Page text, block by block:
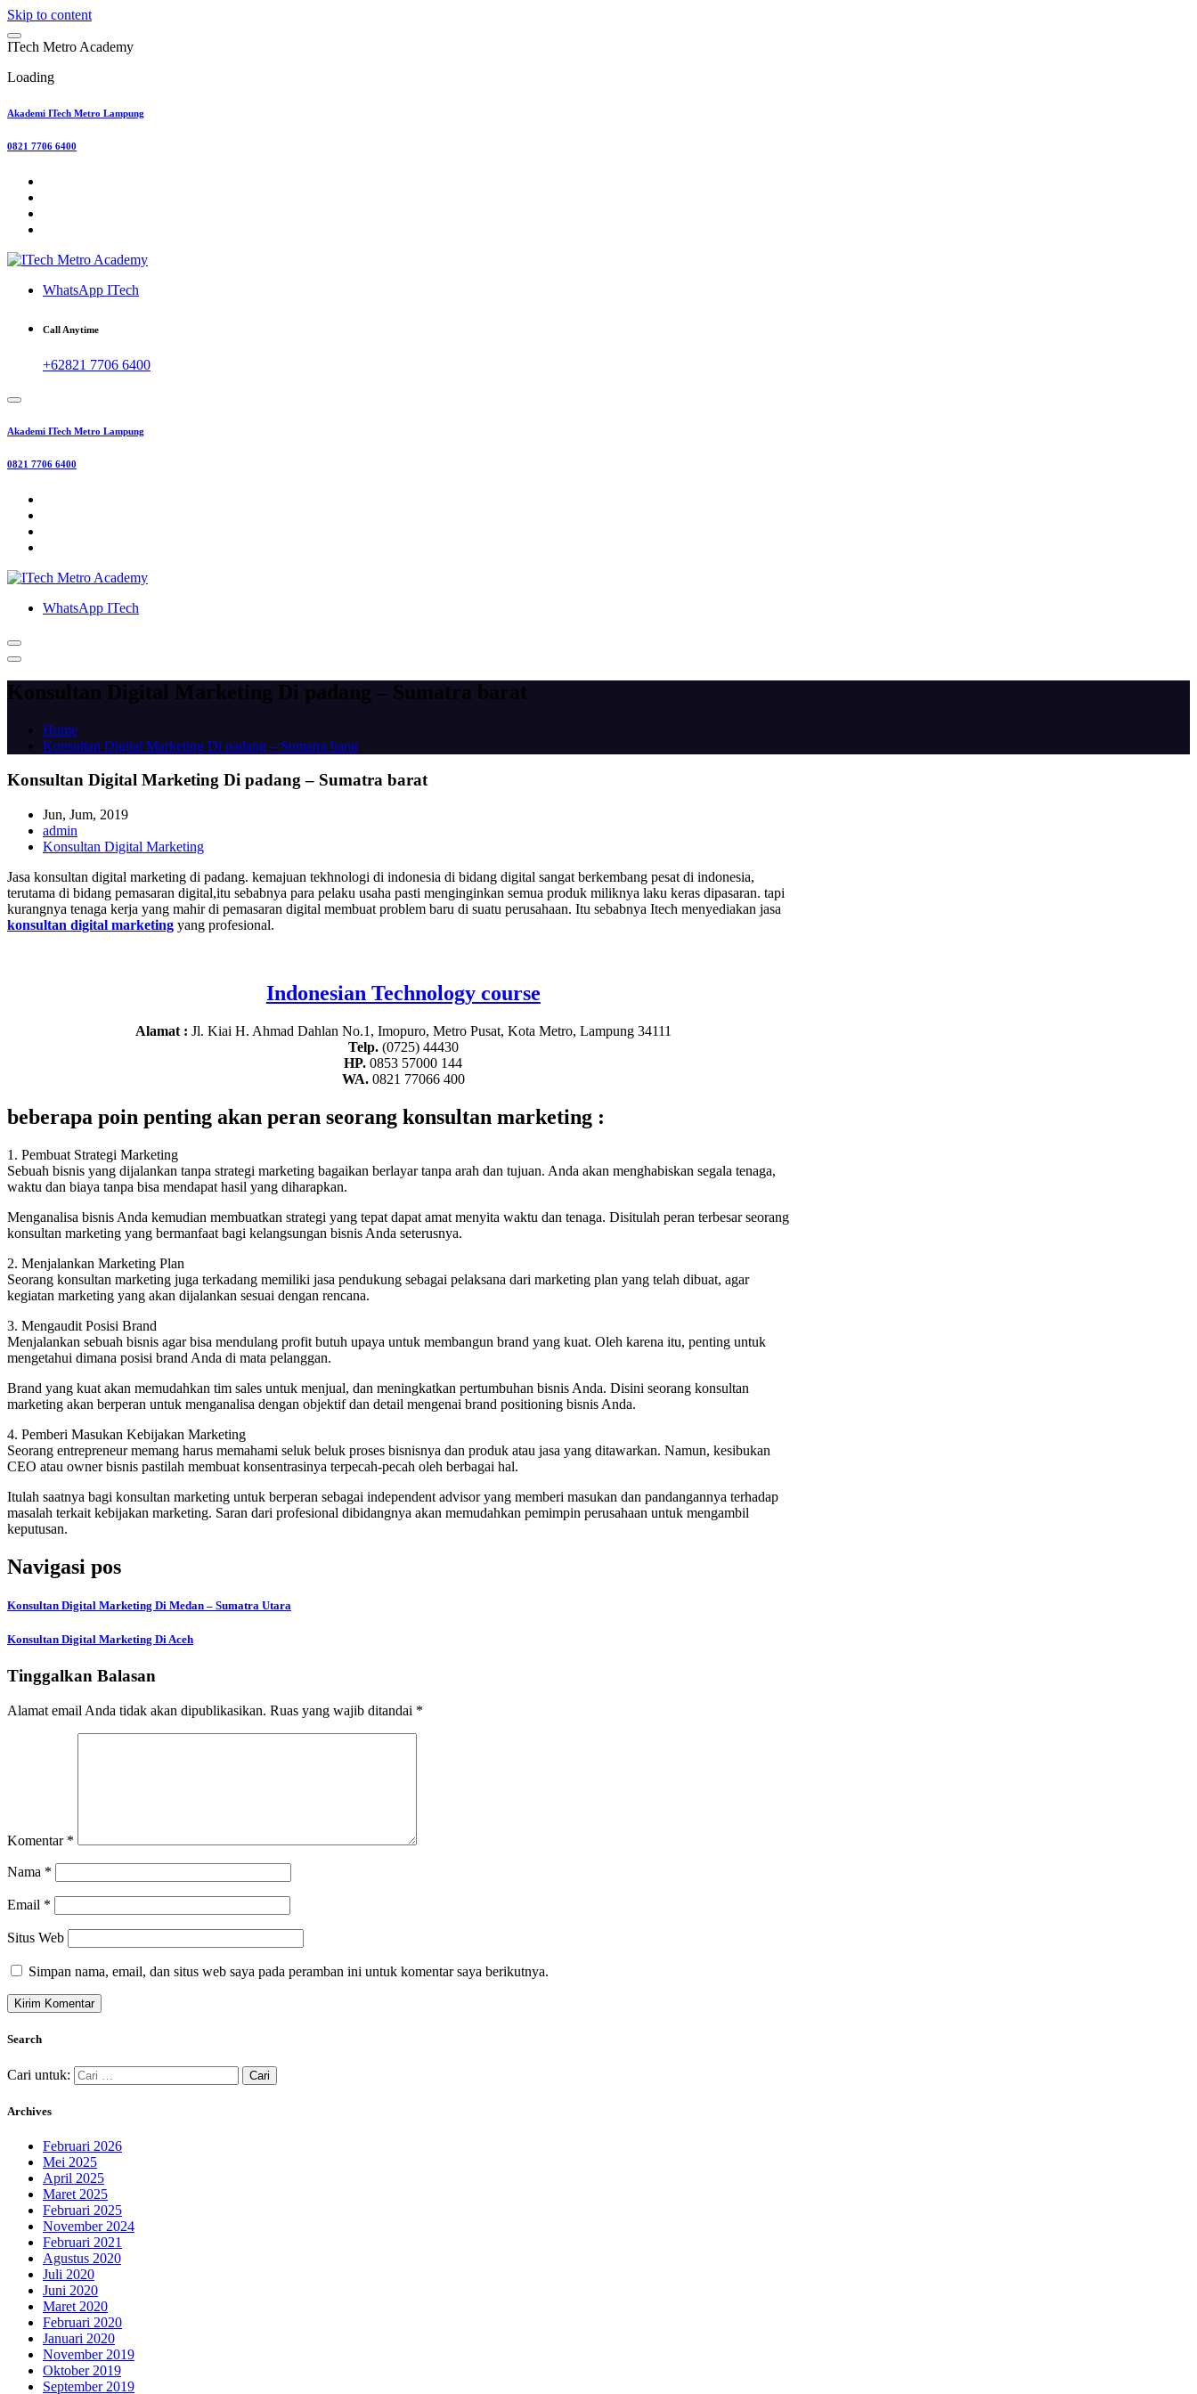
Skip to content
ITech Metro Academy
Loading
Akademi ITech Metro Lampung
0821 7706 6400
WhatsApp ITech
Call Anytime
+62821 7706 6400
Akademi ITech Metro Lampung
0821 7706 6400
WhatsApp ITech
Konsultan Digital Marketing Di padang – Sumatra barat
Home
Konsultan Digital Marketing Di padang – Sumatra barat
Konsultan Digital Marketing Di padang – Sumatra barat
Jun, Jum, 2019
admin
Konsultan Digital Marketing
Jasa konsultan digital marketing di padang. kemajuan tekhnologi di indonesia di bidang digital sangat berkembang pesat di indonesia,
terutama di bidang pemasaran digital,itu sebabnya para pelaku usaha pasti menginginkan semua produk miliknya laku keras dipasaran. tapi
kurangnya tenaga kerja yang mahir di pemasaran digital membuat problem baru di suatu perusahaan. Itu sebabnya Itech menyediakan jasa
konsultan digital marketing yang profesional.
Indonesian Technology course
Alamat : Jl. Kiai H. Ahmad Dahlan No.1, Imopuro, Metro Pusat, Kota Metro, Lampung 34111
Telp.(0725) 44430
HP. 0853 57000 144
WA.0821 77066 400
beberapa poin penting akan peran seorang konsultan marketing :
1. Pembuat Strategi Marketing
Sebuah bisnis yang dijalankan tanpa strategi marketing bagaikan berlayar tanpa arah dan tujuan. Anda akan menghabiskan segala tenaga,
waktu dan biaya tanpa bisa mendapat hasil yang diharapkan.
Menganalisa bisnis Anda kemudian membuatkan strategi yang tepat dapat amat menyita waktu dan tenaga. Disitulah peran terbesar seorang
konsultan marketing yang bermanfaat bagi kelangsungan bisnis Anda seterusnya.
2. Menjalankan Marketing Plan
Seorang konsultan marketing juga terkadang memiliki jasa pendukung sebagai pelaksana dari marketing plan yang telah dibuat, agar
kegiatan marketing yang akan dijalankan sesuai dengan rencana.
3. Mengaudit Posisi Brand
Menjalankan sebuah bisnis agar bisa mendulang profit butuh upaya untuk membangun brand yang kuat. Oleh karena itu, penting untuk
mengetahui dimana posisi brand Anda di mata pelanggan.
Brand yang kuat akan memudahkan tim sales untuk menjual, dan meningkatkan pertumbuhan bisnis Anda. Disini seorang konsultan
marketing akan berperan untuk menganalisa dengan objektif dan detail mengenai brand positioning bisnis Anda.
4. Pemberi Masukan Kebijakan Marketing
Seorang entrepreneur memang harus memahami seluk beluk proses bisnisnya dan produk atau jasa yang ditawarkan. Namun, kesibukan
CEO atau owner bisnis pastilah membuat konsentrasinya terpecah-pecah oleh berbagai hal.
Itulah saatnya bagi konsultan marketing untuk berperan sebagai independent advisor yang memberi masukan dan pandangannya terhadap
masalah terkait kebijakan marketing. Saran dari profesional dibidangnya akan memudahkan pemimpin perusahaan untuk mengambil
keputusan.
Navigasi pos
Konsultan Digital Marketing Di Medan – Sumatra Utara
Konsultan Digital Marketing Di Aceh
Tinggalkan Balasan
Alamat email Anda tidak akan dipublikasikan. Ruas yang wajib ditandai *
Komentar *
Nama *
Email *
Situs Web
Simpan nama, email, dan situs web saya pada peramban ini untuk komentar saya berikutnya.
Search
Cari untuk:
Archives
Februari 2026
Mei 2025
April 2025
Maret 2025
Februari 2025
November 2024
Februari 2021
Agustus 2020
Juli 2020
Juni 2020
Maret 2020
Februari 2020
Januari 2020
November 2019
Oktober 2019
September 2019